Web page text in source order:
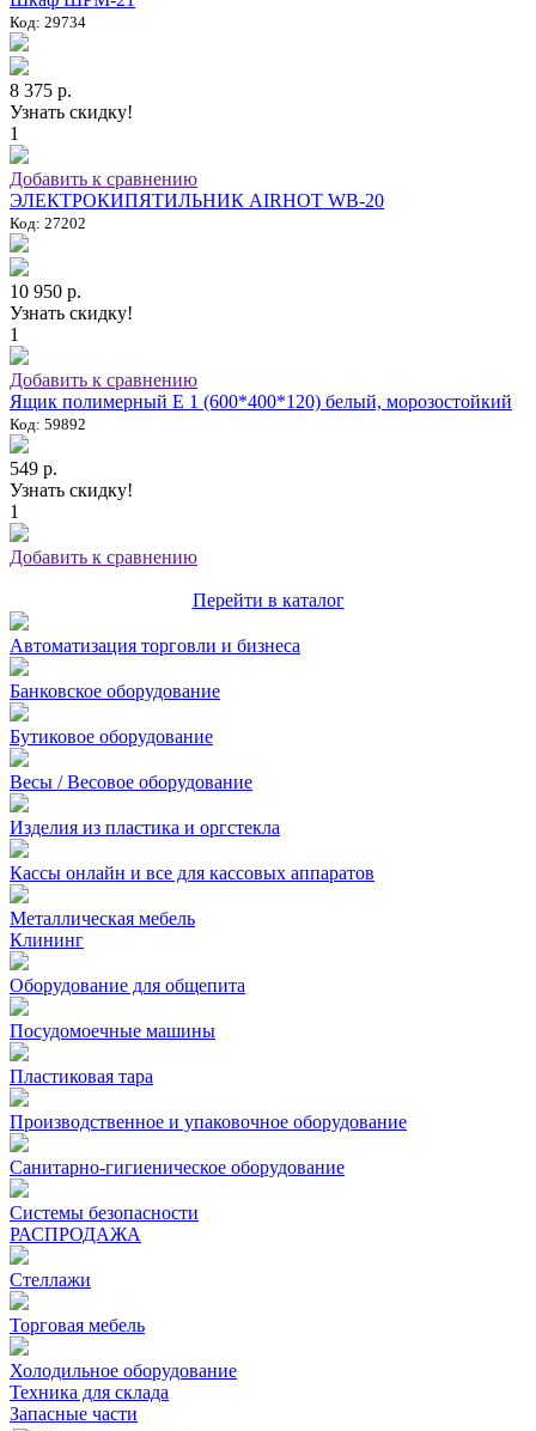
Код: 29734
8 375 р.
Узнать скидку!
1
Добавить к сравнению
ЭЛЕКТРОКИПЯТИЛЬНИК AIRHOT WB-20
Код: 27202
10 950 р.
Узнать скидку!
1
Добавить к сравнению
Ящик полимерный E 1 (600*400*120) белый, морозостойкий
Код: 59892
549 р.
Узнать скидку!
1
Добавить к сравнению
Перейти в каталог
Автоматизация торговли и бизнеса
Банковское оборудование
Бутиковое оборудование
Весы / Весовое оборудование
Изделия из пластика и оргстекла
Кассы онлайн и все для кассовых аппаратов
Металлическая мебель
Клининг
Оборудование для общепита
Посудомоечные машины
Пластиковая тара
Производственное и упаковочное оборудование
Санитарно-гигиеническое оборудование
Системы безопасности
РАСПРОДАЖА
Стеллажи
Торговая мебель
Холодильное оборудование
Техника для склада
Запасные части